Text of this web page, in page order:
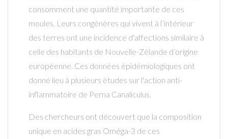
consomment une quantité importante de ces
moules. Leurs congénères qui vivent à l’intérieur
des terres ont une incidence d'affections similaire à
celle des habitants de Nouvelle-Zélande d’origine
européenne. Ces données épidémiologiques ont
donné lieu à plusieurs études sur l'action anti-
inflammatoire de Perna Canaliculus.
Des chercheurs ont découvert que la composition
unique en acides gras Oméga-3 de ces